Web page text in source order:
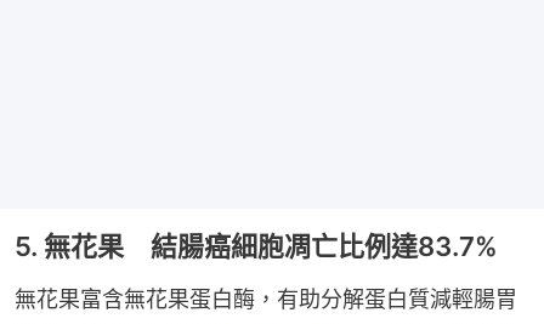
5. 無花果 結腸癌細胞凋亡比例達83.7%
無花果富含無花果蛋白酶，有助分解蛋白質減輕腸胃